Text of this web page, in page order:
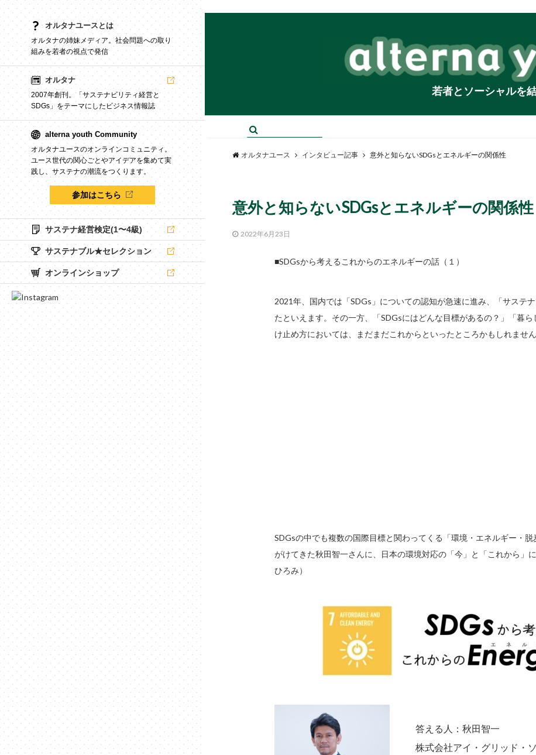
オルタナユースとは
オルタナの姉妹メディア。社会問題への取り
組みを若者の視点で発信
オルタナ
2007年創刊。「サステナビリティ経営と
SDGs」をテーマにしたビジネス情報誌
alterna youth Community
オルタナユースのオンラインコミュニティ。
ユース世代の関心ごとやアイデアを集めて実
践し、サステナの潮流をつくります。
参加はこちら
サステナ経営検定(1〜4級)
サステナブル★セレクション
オンラインショップ
若者とソーシャルを
オルタナユース インタビュー記事 意外と知らないSDGsとエネルギーの関係性
意外と知らないSDGsとエネルギーの関係性
2022年6月23日
■SDGsから考えるこれからのエネルギーの話（１）
2021年、国内では「SDGs」についての認知が急速に進み、「サステ
たといえます。その一方、「SDGsにはどんな目標があるの？」「暮
け止め方においては、まだまだこれからといったところかもしれません
SDGsの中でも複数の国際目標と関わってくる「環境・エネルギー・
がけてきた秋田智一さんに、日本の環境対応の「今」と「これから」
ひろみ）
答える人：秋田智一
株式会社アイ・グリッド・